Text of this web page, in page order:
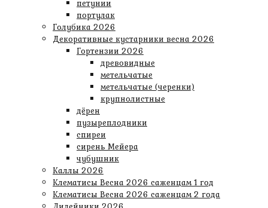
петунии
портулак
Голубика 2026
Декоративные кустарники весна 2026
Гортензии 2026
древовидные
метельчатые
метельчатые (черенки)
крупнолистные
дёрен
пузыреплодники
спиреи
сирень Мейера
чубушник
Каллы 2026
Клематисы Весна 2026 саженцам 1 год
Клематисы Весна 2026 саженцам 2 года